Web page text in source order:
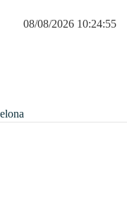
08/08/2026 10:24:55